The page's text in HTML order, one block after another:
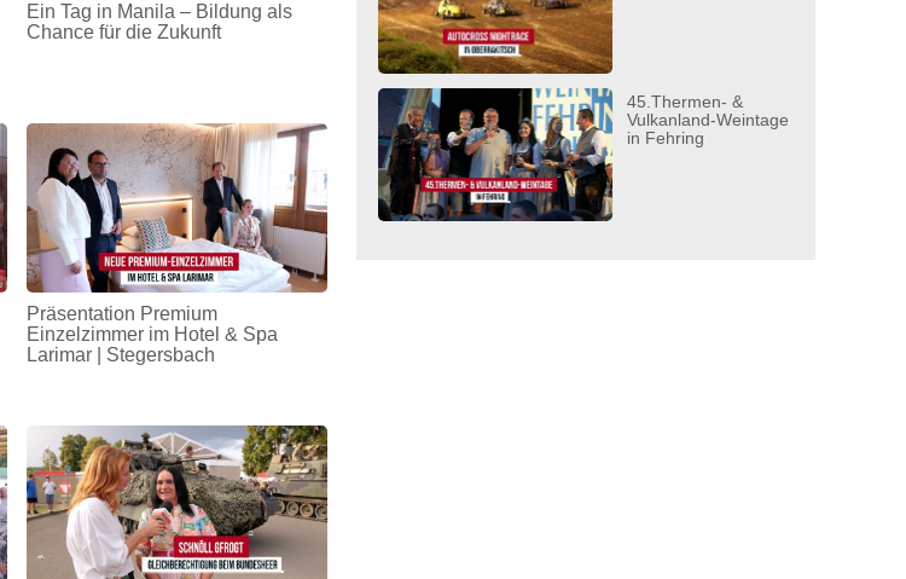
Ein Tag in Manila – Bildung als
Chance für die Zukunft
Präsentation Premium
Einzelzimmer im Hotel & Spa
Larimar | Stegersbach
45.Thermen- &
Vulkanland-Weintage
in Fehring